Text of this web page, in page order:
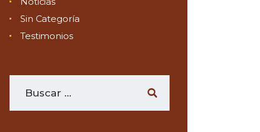
Sin Categoría
Testimonios